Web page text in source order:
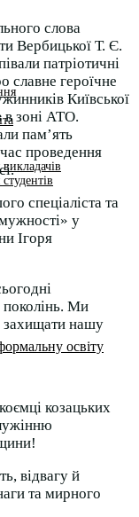
освіту
слова
Вербицької Т. Є.
патріотичні
славне героїчне
Київської
в зоні АТО.
пам’ять
проведення
спеціаліста та
у
Ігоря
поколінь. Ми
захищати нашу
козацьких
відвагу й
та мирного